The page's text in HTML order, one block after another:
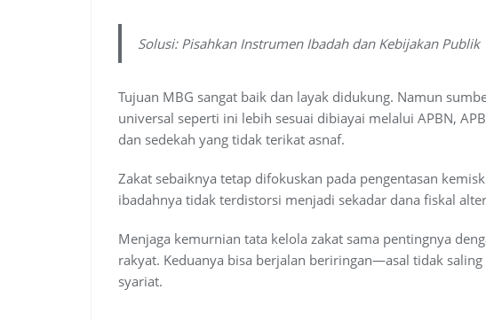
Solusi: Pisahkan Instrumen Ibadah dan Kebijakan Publik
Tujuan MBG sangat baik dan layak didukung. Namun
universal seperti ini lebih sesuai dibiayai melalui APBN,
dan sedekah yang tidak terikat asnaf.
Zakat sebaiknya tetap difokuskan pada pengentasan
ibadahnya tidak terdistorsi menjadi sekadar dana fiskal
Menjaga kemurnian tata kelola zakat sama pentingnya
rakyat. Keduanya bisa berjalan beriringan—asal tidak
syariat.